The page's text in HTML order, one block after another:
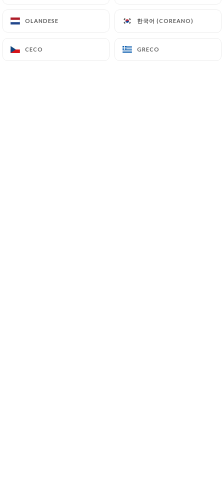
OLANDESE 한국어 (COREANO)
CECO GRECO
OLANDESE 한국어 (COREANO)
CECO GRECO